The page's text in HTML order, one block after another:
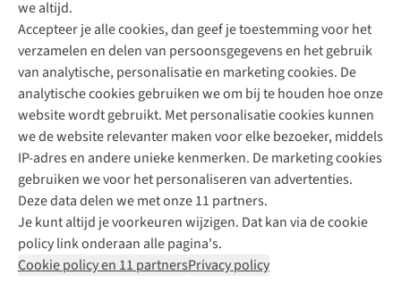
we altijd.
Accepteer je alle cookies, dan geef je toestemming voor het
verzamelen en delen van persoonsgegevens en het gebruik
van analytische, personalisatie en marketing cookies. De
analytische cookies gebruiken we om bij te houden hoe onze
website wordt gebruikt. Met personalisatie cookies kunnen
we de website relevanter maken voor elke bezoeker, middels
IP-adres en andere unieke kenmerken. De marketing cookies
gebruiken we voor het personaliseren van advertenties.
Deze data delen we met onze 11 partners.
Je kunt altijd je voorkeuren wijzigen. Dat kan via de cookie
policy link onderaan alle pagina's.
Cookie policy en 11 partnersPrivacy policy
+31 (0)85 888 50 88
+31 6 12 28 49 80
Contactformulier